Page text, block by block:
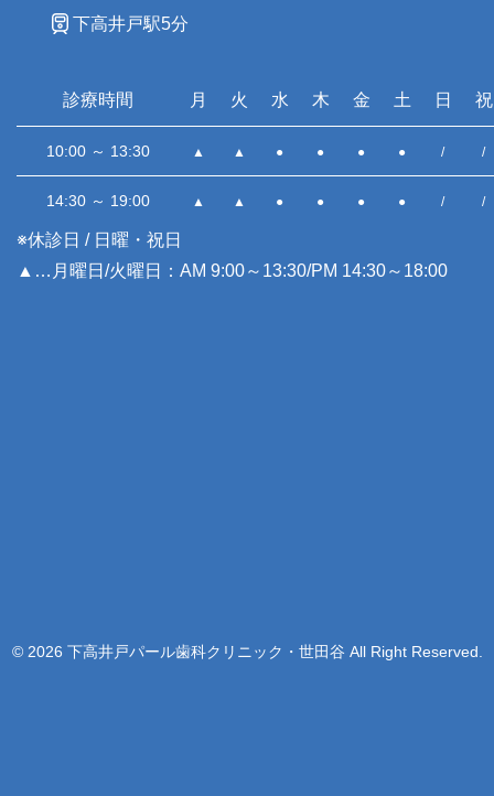
下高井戸駅5分
診療時間 月 火 水 木 金 土 日 祝
10:00 ～ 13:30 ▲ ▲ ● ● ● ● / /
14:30 ～ 19:00 ▲ ▲ ● ● ● ● / /
※休診日 / 日曜・祝日
▲…月曜日/火曜日：AM 9:00～13:30/PM 14:30～18:00
© 2026 下高井戸パール歯科クリニック・世田谷 All Right Reserved.